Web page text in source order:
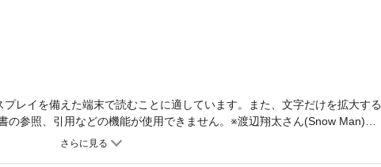
レイを備えた端末で読むことに適しています。また、文字だけを拡大する
の参照、引用などの機能が使用できません。※渡辺翔太さん(Snow Man)の
集は「2026年上半期シミ・シワ・たるみベストコスメ大賞！」。美容賢者